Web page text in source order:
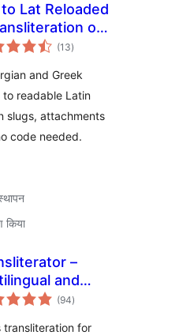
Lat Reloaded
of
and File
(13कुल
दर)
and Greek
to readable Latin
slugs, attachments
code needed.
किया
–
and
script Text
(94कुल
दर)
transliteration for